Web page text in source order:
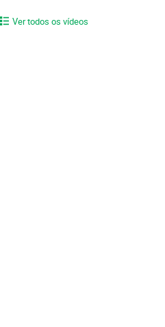
Ver todos os vídeos